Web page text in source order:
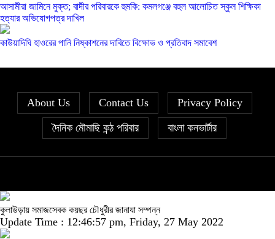
আসামীরা জামিনে মুক্ত; বাদীর পরিবারকে হুমকি: কমলগঞ্জে বহুল আলোচিত স্কুল শিক্ষিকা
হত্যার অভিযোগপত্র দাখিল
কাউয়াদিঘি হাওরের পানি নিষ্কাশনের দাবিতে বিক্ষোভ ও প্রতিবাদ সমাবেশ
About Us Contact Us Privacy Policy
দৈনিক মৌমাছি কন্ঠ পরিবার বাংলা কনভার্টার
কুলাউড়ায় সমাজসেবক কয়ছর চৌধুরীর জানাযা সম্পন্ন
Update Time : 12:46:57 pm, Friday, 27 May 2022